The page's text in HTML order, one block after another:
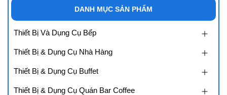
DANH MỤC SẢN PHẨM
Thiết Bị Và Dụng Cụ Bếp
Thiết Bị & Dụng Cụ Nhà Hàng
Thiết Bị & Dụng Cụ Buffet
Thiết Bị & Dụng Cụ Quán Bar Coffee